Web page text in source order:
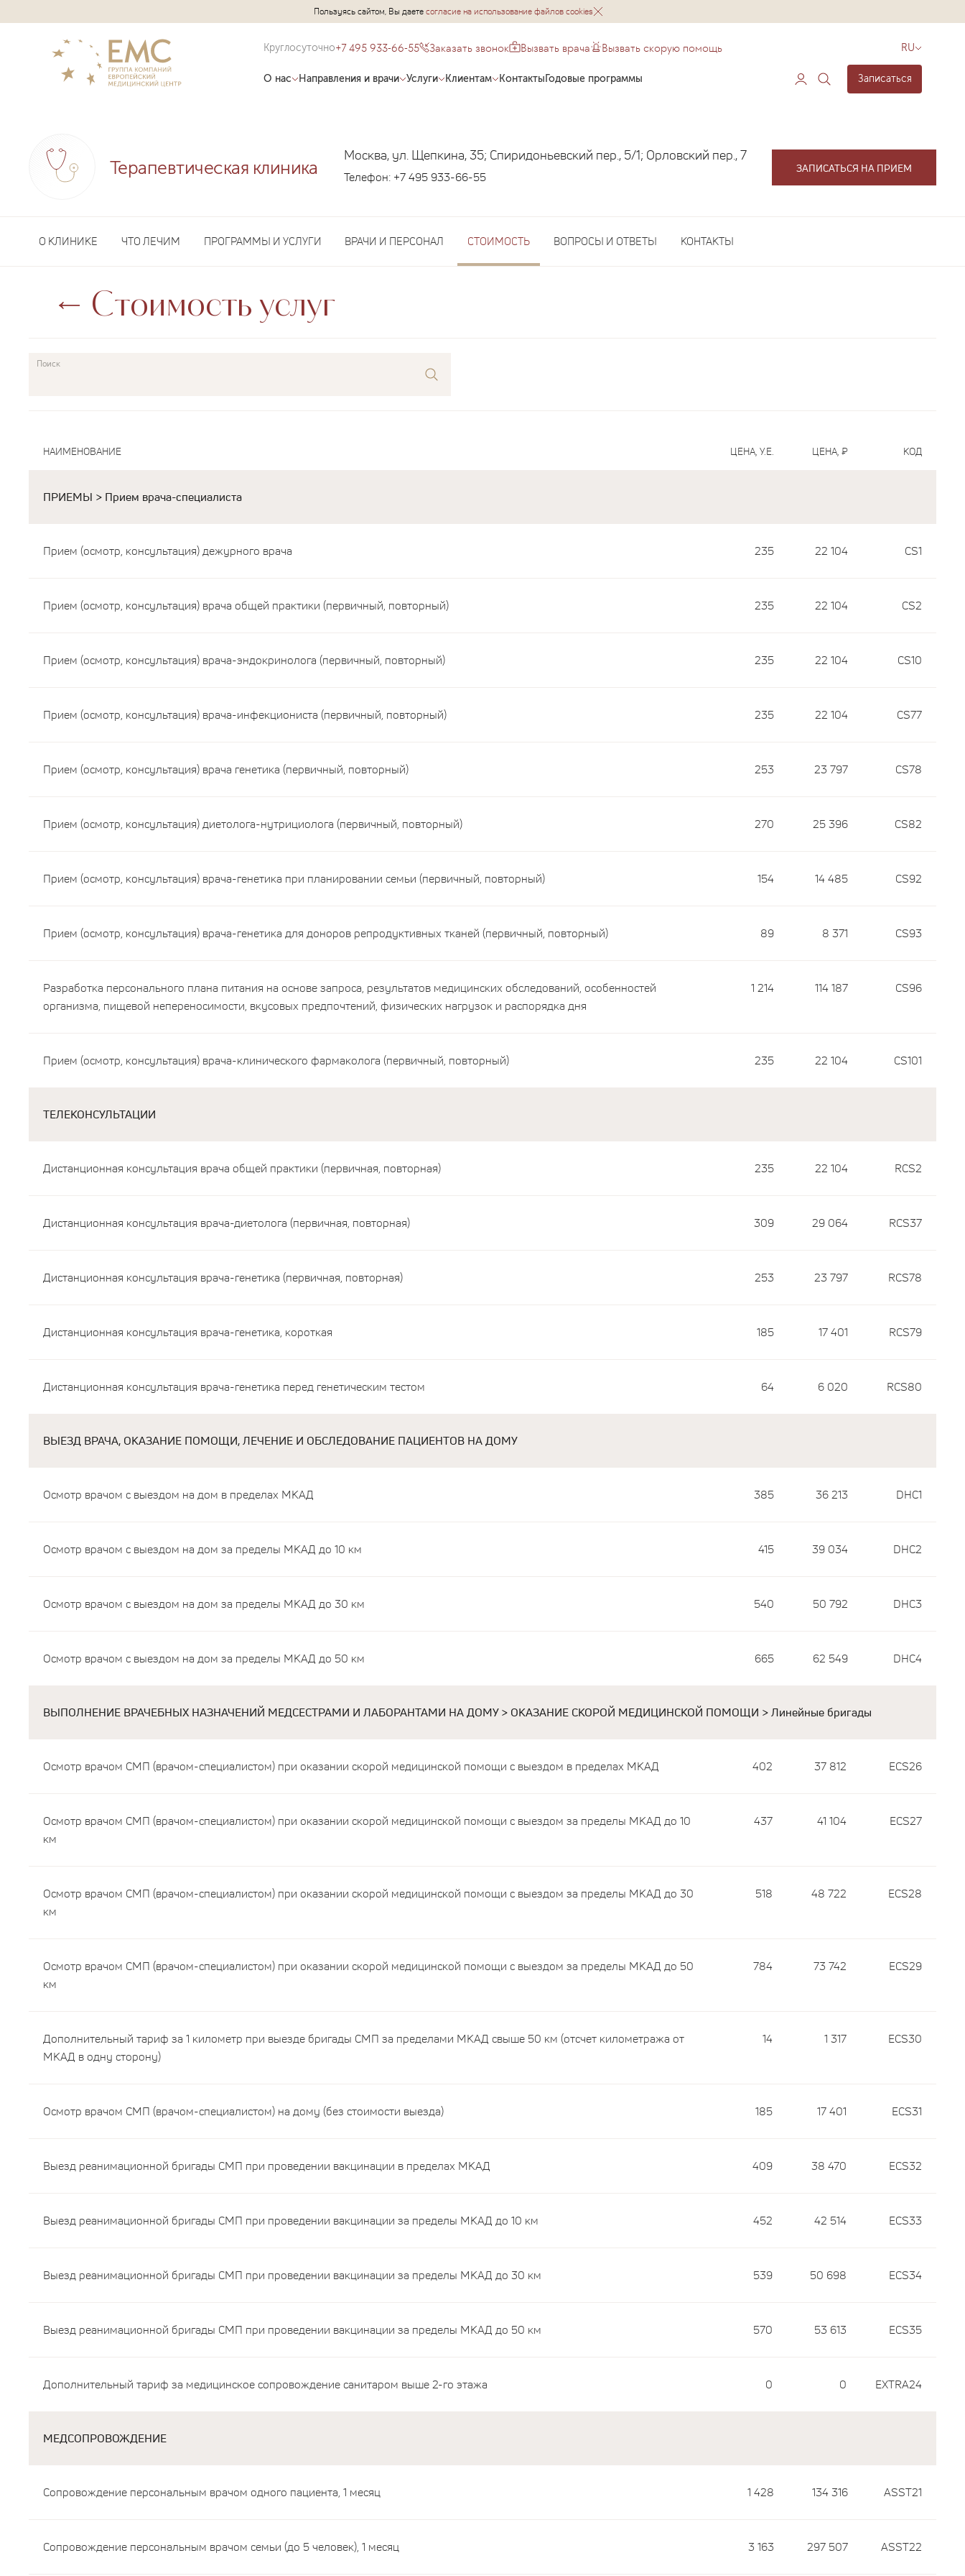
Пользуясь сайтом, Вы даетесогласие на использование файлов cookies
Круглосуточно+7 495 933-66-55 Заказать звонок Вызвать врача Вызвать скорую помощь RU
О нас Направления и врачи Услуги Клиентам КонтактыГодовые программы Записаться
Терапевтическая клиника
Москва, ул. Щепкина, 35; Спиридоньевский пер., 5/1; Орловский пер., 7
Телефон: +7 495 933-66-55
ЗАПИСАТЬСЯ НА ПРИЕМ
О КЛИНИКЕ ЧТО ЛЕЧИМ ПРОГРАММЫ И УСЛУГИ ВРАЧИ И ПЕРСОНАЛ СТОИМОСТЬ ВОПРОСЫ И ОТВЕТЫ КОНТАКТЫ
Стоимость услуг
Поиск
НАИМЕНОВАНИЕ ЦЕНА, У.Е. ЦЕНА, ₽ КОД
ПРИЕМЫ > Прием врача-специалиста
Прием (осмотр, консультация) дежурного врача 235 22 104 CS1
Прием (осмотр, консультация) врача общей практики (первичный, повторный) 235 22 104 CS2
Прием (осмотр, консультация) врача-эндокринолога (первичный, повторный) 235 22 104 CS10
Прием (осмотр, консультация) врача-инфекциониста (первичный, повторный) 235 22 104 CS77
Прием (осмотр, консультация) врача генетика (первичный, повторный) 253 23 797 CS78
Прием (осмотр, консультация) диетолога-нутрициолога (первичный, повторный) 270 25 396 CS82
Прием (осмотр, консультация) врача-генетика при планировании семьи (первичный, повторный) 154 14 485 CS92
Прием (осмотр, консультация) врача-генетика для доноров репродуктивных тканей (первичный, повторный) 89 8 371 CS93
Разработка персонального плана питания на основе запроса, результатов медицинских обследований, особенностей
организма, пищевой непереносимости, вкусовых предпочтений, физических нагрузок и распорядка дня
1 214 114 187 CS96
Прием (осмотр, консультация) врача-клинического фармаколога (первичный, повторный) 235 22 104 CS101
ТЕЛЕКОНСУЛЬТАЦИИ
Дистанционная консультация врача общей практики (первичная, повторная) 235 22 104 RCS2
Дистанционная консультация врача-диетолога (первичная, повторная) 309 29 064 RCS37
Дистанционная консультация врача-генетика (первичная, повторная) 253 23 797 RCS78
Дистанционная консультация врача-генетика, короткая 185 17 401 RCS79
Дистанционная консультация врача-генетика перед генетическим тестом 64 6 020 RCS80
ВЫЕЗД ВРАЧА, ОКАЗАНИЕ ПОМОЩИ, ЛЕЧЕНИЕ И ОБСЛЕДОВАНИЕ ПАЦИЕНТОВ НА ДОМУ
Осмотр врачом с выездом на дом в пределах МКАД 385 36 213 DHC1
Осмотр врачом с выездом на дом за пределы МКАД до 10 км 415 39 034 DHC2
Осмотр врачом с выездом на дом за пределы МКАД до 30 км 540 50 792 DHC3
Осмотр врачом с выездом на дом за пределы МКАД до 50 км 665 62 549 DHC4
ВЫПОЛНЕНИЕ ВРАЧЕБНЫХ НАЗНАЧЕНИЙ МЕДСЕСТРАМИ И ЛАБОРАНТАМИ НА ДОМУ > ОКАЗАНИЕ СКОРОЙ МЕДИЦИНСКОЙ ПОМОЩИ > Линейные бригады
Осмотр врачом СМП (врачом-специалистом) при оказании скорой медицинской помощи с выездом в пределах МКАД 402 37 812 ECS26
Осмотр врачом СМП (врачом-специалистом) при оказании скорой медицинской помощи с выездом за пределы МКАД до 10
км
437 41 104 ECS27
Осмотр врачом СМП (врачом-специалистом) при оказании скорой медицинской помощи с выездом за пределы МКАД до 30
км
518 48 722 ECS28
Осмотр врачом СМП (врачом-специалистом) при оказании скорой медицинской помощи с выездом за пределы МКАД до 50
км
784 73 742 ECS29
Дополнительный тариф за 1 километр при выезде бригады СМП за пределами МКАД свыше 50 км (отсчет километража от
МКАД в одну сторону)
14 1 317 ECS30
Осмотр врачом СМП (врачом-специалистом) на дому (без стоимости выезда) 185 17 401 ECS31
Выезд реанимационной бригады СМП при проведении вакцинации в пределах МКАД 409 38 470 ECS32
Выезд реанимационной бригады СМП при проведении вакцинации за пределы МКАД до 10 км 452 42 514 ECS33
Выезд реанимационной бригады СМП при проведении вакцинации за пределы МКАД до 30 км 539 50 698 ECS34
Выезд реанимационной бригады СМП при проведении вакцинации за пределы МКАД до 50 км 570 53 613 ECS35
Дополнительный тариф за медицинское сопровождение санитаром выше 2-го этажа 0 0 EXTRA24
МЕДСОПРОВОЖДЕНИЕ
Сопровождение персональным врачом одного пациента, 1 месяц 1 428 134 316 ASST21
Сопровождение персональным врачом семьи (до 5 человек), 1 месяц 3 163 297 507 ASST22